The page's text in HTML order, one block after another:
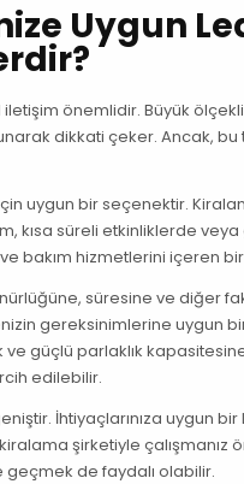
Uygun
iletişim önemlidir. Büyük
dikkati çeker. Ancak,
uygun bir seçenektir.
kısa süreli etkinliklerde
bakım hizmetlerini içeren
süresine ve diğer
gereksinimlerine uygun
güçlü parlaklık
edilebilir.
İhtiyaçlarınıza uygun
şirketiyle
de faydalı olabilir.